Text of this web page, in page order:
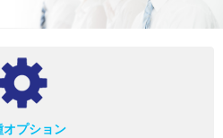
オプション